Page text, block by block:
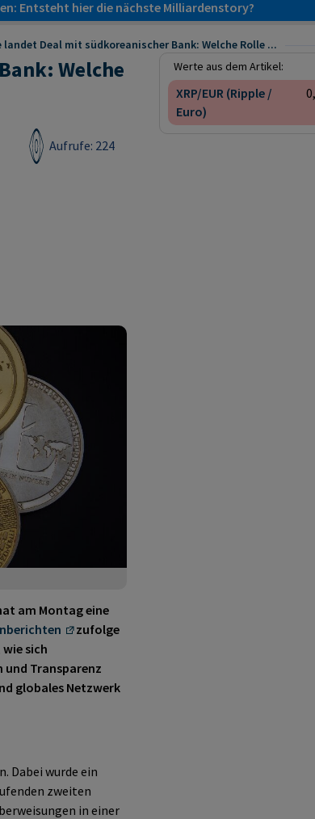
Entsteht hier die nächste Milliardenstory?
landet Deal mit südkoreanischer Bank: Welche Rolle ...
Welche
Aufrufe: 224
am Montag eine
zufolge
sich
und Transparenz
globales Netzwerk
Dabei wurde ein
zweiten
in einer
Werte aus dem Artikel:
XRP/EUR (Ripple /
Euro)